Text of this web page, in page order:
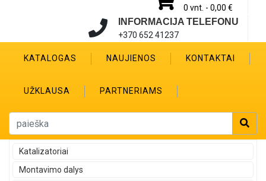
0 vnt. - 0,00 €
INFORMACIJA TELEFONU
+370 652 41237
KATALOGAS NAUJIENOS KONTAKTAI
UŽKLAUSA PARTNERIAMS
Katalizatoriai
Montavimo dalys